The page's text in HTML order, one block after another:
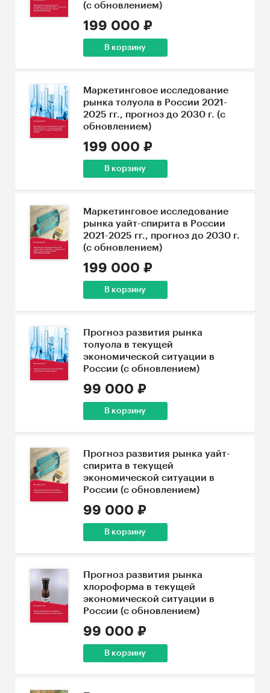
(с обновлением)
199 000 ₽
В корзину
Маркетинговое исследование
рынка толуола в России 2021-
2025 гг., прогноз до 2030 г. (с
обновлением)
199 000 ₽
В корзину
Маркетинговое исследование
рынка уайт-спирита в России
2021-2025 гг., прогноз до 2030 г.
(с обновлением)
199 000 ₽
В корзину
Прогноз развития рынка
толуола в текущей
экономической ситуации в
России (с обновлением)
99 000 ₽
В корзину
Прогноз развития рынка уайт-
спирита в текущей
экономической ситуации в
России (с обновлением)
99 000 ₽
В корзину
Прогноз развития рынка
хлороформа в текущей
экономической ситуации в
России (с обновлением)
99 000 ₽
В корзину